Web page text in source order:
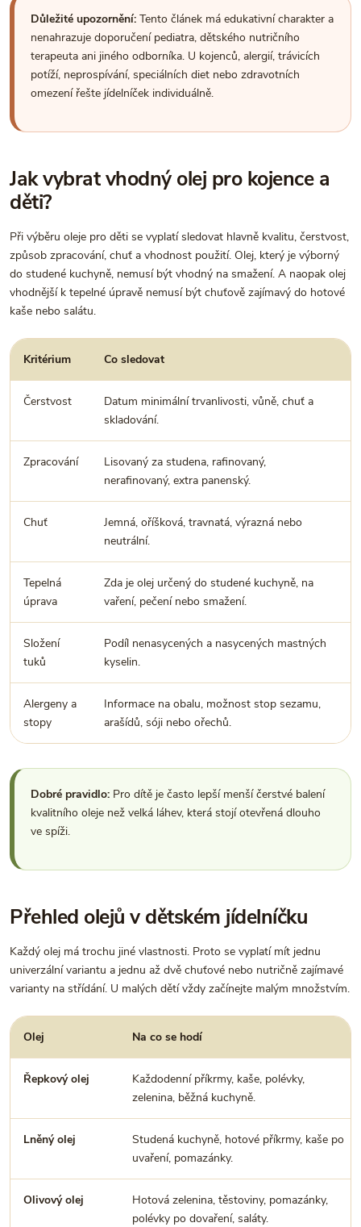
Důležité upozornění: Tento článek má edukativní charakter a
nenahrazuje doporučení pediatra, dětského nutričního
terapeuta ani jiného odborníka. U kojenců, alergií, trávicích
potíží, neprospívání, speciálních diet nebo zdravotních
omezení řešte jídelníček individuálně.
Jak vybrat vhodný olej pro kojence a
děti?
Při výběru oleje pro děti se vyplatí sledovat hlavně kvalitu, čerstvost,
způsob zpracování, chuť a vhodnost použití. Olej, který je výborný
do studené kuchyně, nemusí být vhodný na smažení. A naopak olej
vhodnější k tepelné úpravě nemusí být chuťově zajímavý do hotové
kaše nebo salátu.
Kritérium Co sledovat
Čerstvost
Datum minimální trvanlivosti, vůně, chuť a
skladování.
Zpracování
Lisovaný za studena, rafinovaný,
nerafinovaný, extra panenský.
Chuť
Jemná, oříšková, travnatá, výrazná nebo
neutrální.
Tepelná
úprava
Zda je olej určený do studené kuchyně, na
vaření, pečení nebo smažení.
Složení
tuků
Podíl nenasycených a nasycených mastných
kyselin.
Alergeny a
stopy
Informace na obalu, možnost stop sezamu,
arašídů, sóji nebo ořechů.
Dobré pravidlo: Pro dítě je často lepší menší čerstvé balení
kvalitního oleje než velká láhev, která stojí otevřená dlouho
ve spíži.
Přehled olejů v dětském jídelníčku
Každý olej má trochu jiné vlastnosti. Proto se vyplatí mít jednu
univerzální variantu a jednu až dvě chuťové nebo nutričně zajímavé
varianty na střídání. U malých dětí vždy začínejte malým množstvím.
Olej Na co se hodí
Řepkový olej
Každodenní příkrmy, kaše, polévky,
zelenina, běžná kuchyně.
Lněný olej
Studená kuchyně, hotové příkrmy, kaše po
uvaření, pomazánky.
Olivový olej
Hotová zelenina, těstoviny, pomazánky,
polévky po dovaření, saláty.